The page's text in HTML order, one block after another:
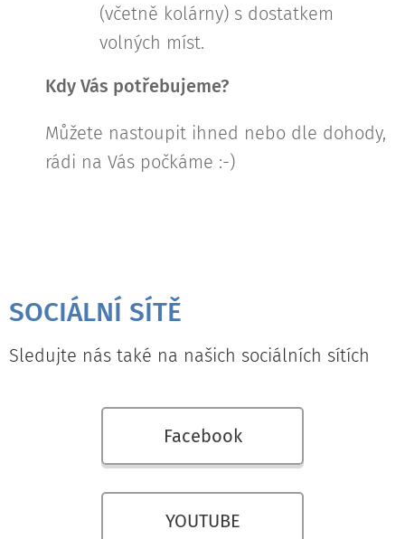
(včetně kolárny) s dostatkem
volných míst.
Kdy Vás potřebujeme?
Můžete nastoupit ihned nebo dle dohody,
rádi na Vás počkáme :-)
SOCIÁLNÍ SÍTĚ
Sledujte nás také na našich sociálních sítích
Facebook
YOUTUBE